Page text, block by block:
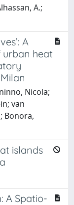
A.;
A
heat
Nicola;
van
Bonora,
islands
A Spatio-